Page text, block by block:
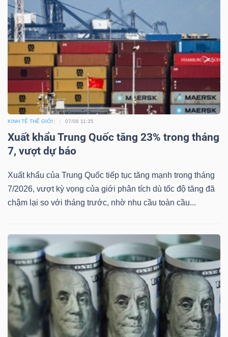
KINH TẾ THẾ GIỚI 07/08 11:35
Xuất khẩu Trung Quốc tăng 23% trong tháng
7, vượt dự báo
Xuất khẩu của Trung Quốc tiếp tục tăng mạnh trong tháng
7/2026, vượt kỳ vọng của giới phân tích dù tốc độ tăng đã
chậm lại so với tháng trước, nhờ nhu cầu toàn cầu...